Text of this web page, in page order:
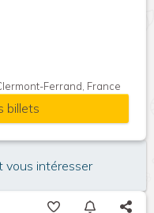
Ferrand, France
billets
vous intéresser